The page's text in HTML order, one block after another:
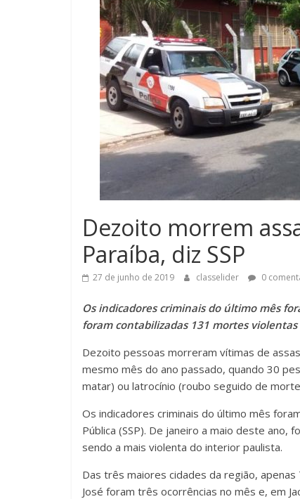
Dezoito morrem
Paraíba, diz SSP
27 de junho de 2019 classelider 0
Os indicadores criminais do último mês
foram contabilizadas 131 mortes violentas
Dezoito pessoas morreram vítimas de
mesmo mês do ano passado, quando 30
matar) ou latrocínio (roubo seguido de
Os indicadores criminais do último mês
Pública (SSP). De janeiro a maio deste
sendo a mais violenta do interior paulista.
Das três maiores cidades da região,
José foram três ocorrências no mês e, em